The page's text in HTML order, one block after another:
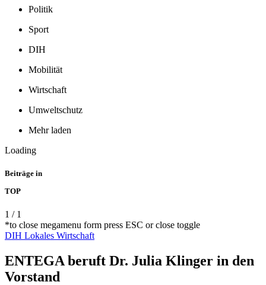
Politik
Sport
DIH
Mobilität
Wirtschaft
Umweltschutz
Mehr laden
Loading
Beiträge in
TOP
1 / 1
*to close megamenu form press ESC or close toggle
DIH Lokales Wirtschaft
ENTEGA beruft Dr. Julia Klinger in den
Vorstand